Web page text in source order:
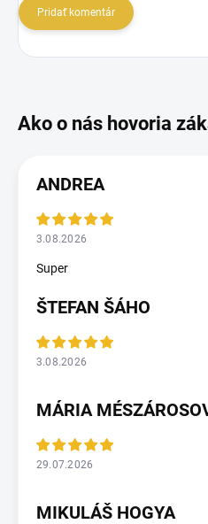
Pridať komentár
ANDREA
3.08.2026
Super
ŠTEFAN ŠÁHO
3.08.2026
MÁRIA
29.07.2026
MIKULÁŠ HOGYA